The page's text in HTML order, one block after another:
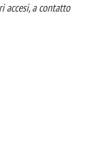
accesi, a contatto